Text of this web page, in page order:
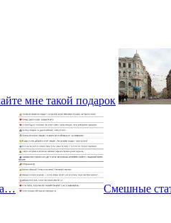
мне такой подарок
Смешные